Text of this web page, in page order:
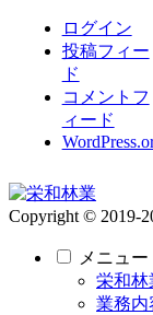
ログイン
投稿フィー
ド
コメントフ
ィード
Copyright © 2019-
メニュー
栄和林
業務内